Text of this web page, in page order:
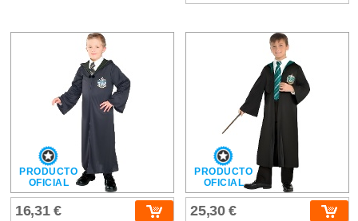
PRODUCTO
OFICIAL
16,31 €
PRODUCTO
OFICIAL
25,30 €